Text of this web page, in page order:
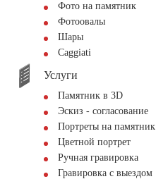
Фото на памятник
Фотоовалы
Шары
Сaggiati
Услуги
Памятник в 3D
Эскиз - согласование
Портреты на памятник
Цветной портрет
Ручная гравировка
Гравировка с выездом